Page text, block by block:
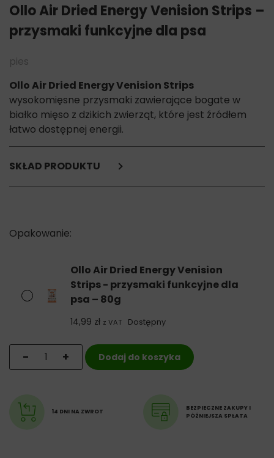
Ollo Air Dried Energy Venision Strips –
przysmaki funkcyjne dla psa
pies
Ollo Air Dried Energy Venision Strips
wysokomięsne przysmaki zawierające bogate w
białko mięso z dzikich zwierząt, które jest źródłem
łatwo dostępnej energii.
SKŁAD PRODUKTU
Składniki analityczne:
Tłuszcz surowy 33,9%,
Włókno surowe 3,8%,
Popiół surowy 14,1%,
Wilgotność 6,6%.
Ollo Air Dried Energy Venision
Strips - przysmaki funkcyjne dla
psa – 80g
14,99 zł z VAT Dostępny
ilość Ollo Air Dried Energy Venision Strips - przysmaki
+
- Dodaj do koszyka
14 DNI NA ZWROT
BEZPIECZNE ZAKUPY I
PÓŹNIEJSZA SPŁATA